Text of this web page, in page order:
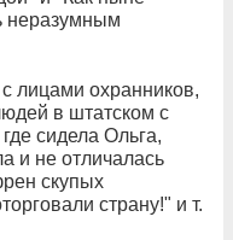
неразумным
лицами охранников,
в штатском с
сидела Ольга,
и не отличалась
скупых
страну!" и т.